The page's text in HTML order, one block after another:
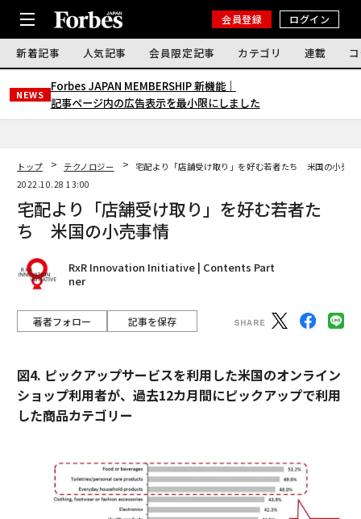
会員登録 ログイン
新着記事 人気記事 会員限定記事 カテゴリ 連載
NEWS
Forbes JAPAN MEMBERSHIP 新機能｜
記事ページ内の広告表示を最小限にしました
トップ テクノロジー
宅配より「店舗受け取り」を好む若者たち 米国の小売事
2022.10.28 13:00
宅配より「店舗受け取り」を好む若者た
ち 米国の小売事情
RxR Innovation Initiative | Contents Part
ner
著者フォロー 記事を保存
図4. ピックアップサービスを利用した米国のオンライン
ショップ利用者が、過去12カ月間にピックアップで利用
した商品カテゴリー